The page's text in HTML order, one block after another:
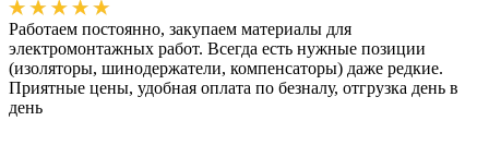
Работаем постоянно, закупаем материалы для
электромонтажных работ. Всегда есть нужные позиции
(изоляторы, шинодержатели, компенсаторы) даже редкие.
Приятные цены, удобная оплата по безналу, отгрузка день в
день